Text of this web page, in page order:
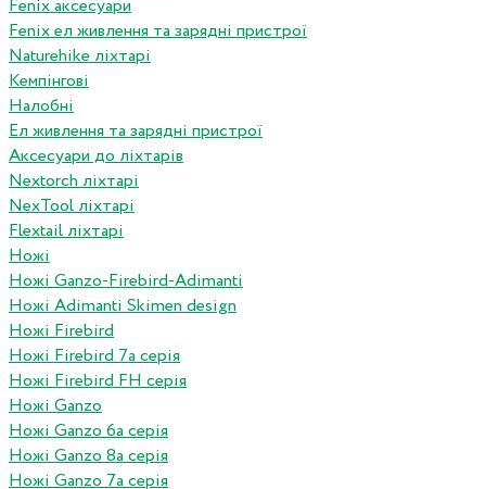
Fenix аксесуари
Fenix ел живлення та зарядні пристрої
Naturehike ліхтарі
Кемпінгові
Налобні
Ел живлення та зарядні пристрої
Аксесуари до ліхтарів
Nextorch ліхтарі
NexTool ліхтарі
Flextail ліхтарі
Ножі
Ножі Ganzo-Firebird-Adimanti
Ножі Adimanti Skimen design
Ножі Firebird
Ножі Firebird 7а серія
Ножі Firebird FH серія
Ножі Ganzo
Ножі Ganzo 6а серія
Ножі Ganzo 8а серія
Ножі Ganzo 7а серія